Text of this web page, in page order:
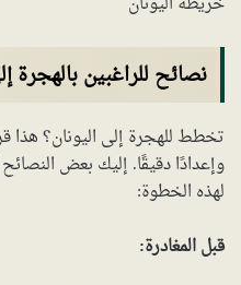
نصائح للراغبين بالهجرة
تخطط للهجرة إلى اليونان؟ هذا
وإعدادًا دقيقًا. إليك بعض
لهذه الخطوة:
قبل المغادرة: